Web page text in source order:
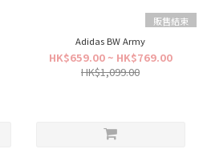
販售結束
Adidas BW Army
HK$659.00 ~ HK$769.00
HK$1,099.00